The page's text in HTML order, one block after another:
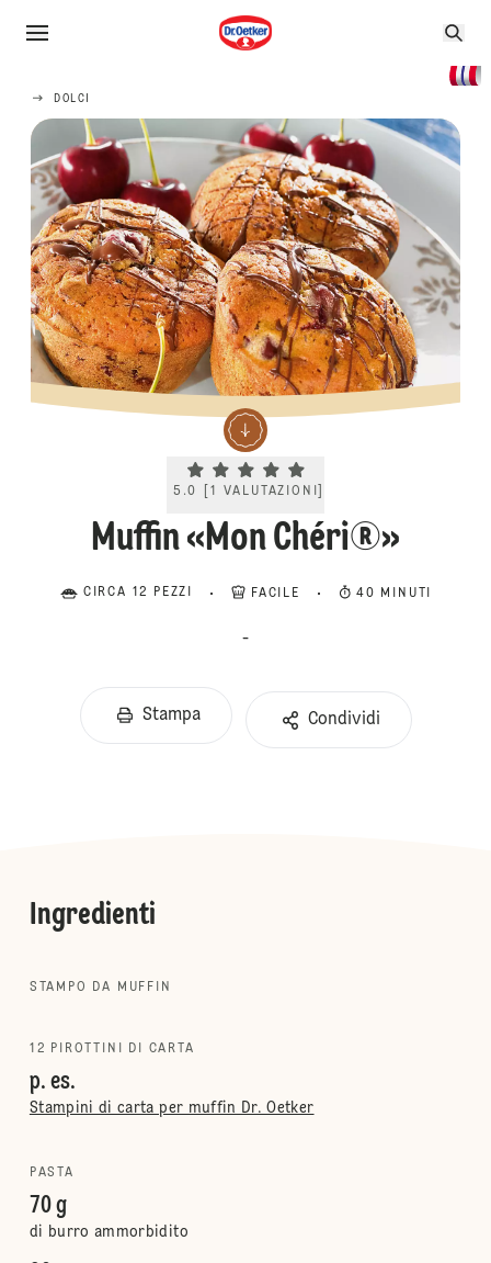
DOLCI
Current rating 5.0. Click to rate.
5.0 1 VALUTAZIONI
Muffin «Mon Chéri®»
CIRCA 12 PEZZI FACILE 40 MINUTI
-
Stampa Condividi
Ingredienti
STAMPO DA MUFFIN
12 PIROTTINI DI CARTA
p. es.
Stampini di carta per muffin Dr. Oetker
PASTA
70 g
di burro ammorbidito